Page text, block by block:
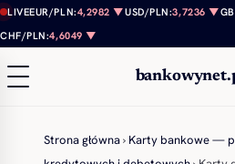
Przejdź do treści
LIVEEUR/PLN:4,2982 ▼USD/PLN:3,7236 ▼
CHF/PLN:4,6049 ▼
Strona główna› Karty bankowe —